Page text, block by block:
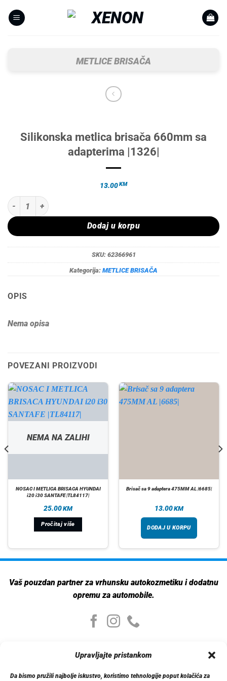
Upravljajte pristankom
Da bismo pružili najbolje iskustvo, koristimo tehnologije poput kolačića za
METLICE BRISAČA
Silikonska metlica brisača 660mm sa
adapterima |1326|
13.00KM
Silikonska metlica brisača 660mm sa adapterima |1326| količina
Dodaj u korpu
SKU: 62366961
Kategorija: METLICE BRISAČA
OPIS
Nema opisa
POVEZANI PROIZVODI
NEMA NA ZALIHI
NOSAC I METLICA BRISACA HYUNDAI
i20 i30 SANTAFE |TL84117|
25.00KM
Pročitaj više
Brisač sa 9 adaptera 475MM AL |6685|
13.00KM
DODAJ U KORPU
Vaš pouzdan partner za vrhunsku autokozmetiku i dodatnu
opremu za automobile.
Moj nalog
Moj nalog
Moje narudžbe